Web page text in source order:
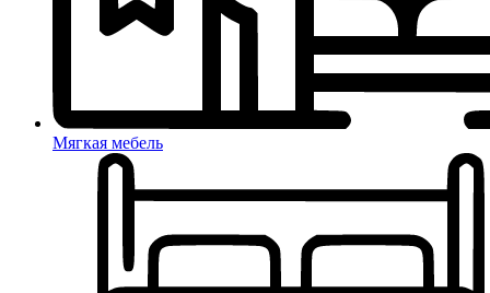
Мягкая мебель